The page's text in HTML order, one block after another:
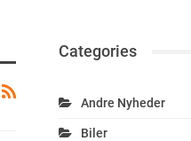
Categories
Andre Nyheder
Biler